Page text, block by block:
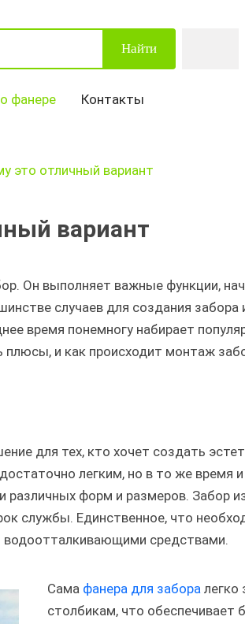
Найти
фанере Контакты
это отличный вариант
вариант
Он выполняет важные функции,
случаев для создания
время понемногу набирает
и как происходит монтаж
для тех, кто хочет создать
легким, но в то же время
форм и размеров. Забор
службы. Единственное, что
водоотталкивающими средствами.
Сама фанера для забора легко
столбикам, что обеспечивает